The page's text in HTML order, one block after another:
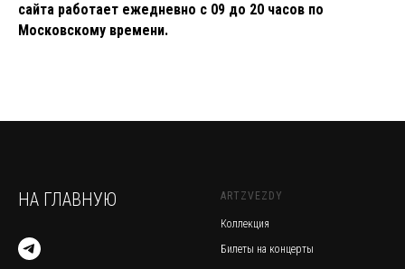
сайта работает ежедневно с 09 до 20 часов по
Московскому времени.
НА ГЛАВНУЮ ARTZVEZDY
Коллекция
Билеты на концерты